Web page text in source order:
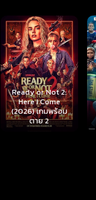
Scary Movie 6
(2026) ยำหนังจี้ 6